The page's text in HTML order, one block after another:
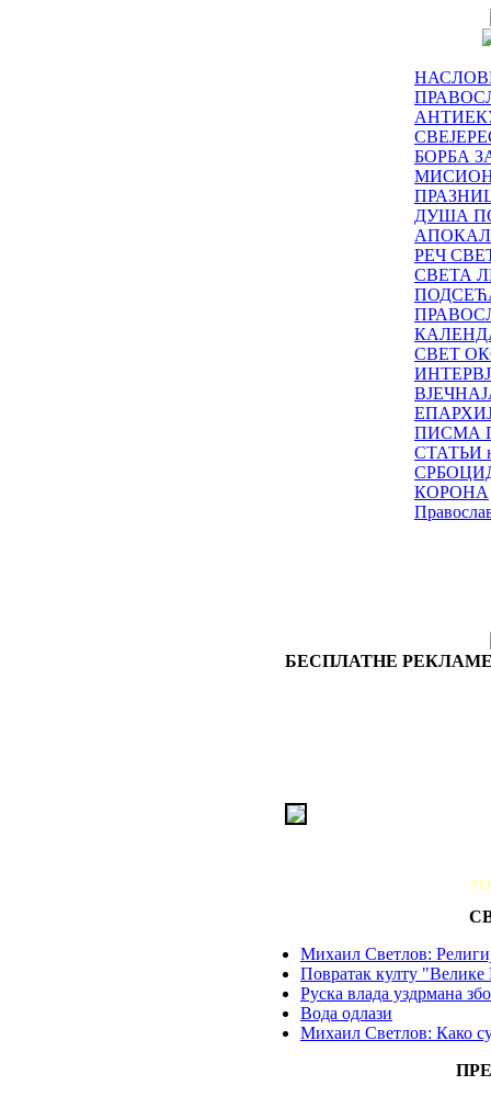
БОРБА
ДУША
РЕЧ
СВЕТА
СВЕТ
ПИСМА
СТАТЬИ
КОРОНА
БЕСПЛАТНЕ
Михаил Светлов:
Повратак култу "Велике
Руска влада уздрмана
Вода одлази
Михаил Светлов: Како